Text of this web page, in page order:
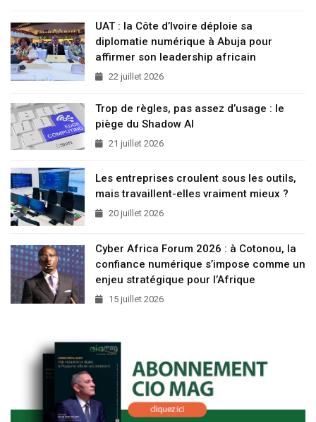
UAT : la Côte d’Ivoire déploie sa
diplomatie numérique à Abuja pour
affirmer son leadership africain
22 juillet 2026
Trop de règles, pas assez d’usage : le
piège du Shadow AI
21 juillet 2026
Les entreprises croulent sous les outils,
mais travaillent-elles vraiment mieux ?
20 juillet 2026
Cyber Africa Forum 2026 : à Cotonou, la
confiance numérique s’impose comme un
enjeu stratégique pour l’Afrique
15 juillet 2026